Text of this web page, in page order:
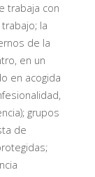
trabaja con
la
de la
en un
en acogida
grupos
de